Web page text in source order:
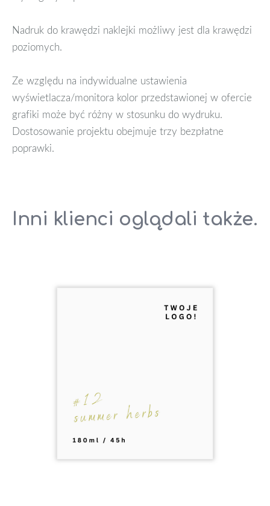
Nadruk do krawędzi naklejki możliwy jest dla krawędzi
poziomych.
Ze względu na indywidualne ustawienia
wyświetlacza/monitora kolor przedstawionej w ofercie
grafiki może być różny w stosunku do wydruku.
Dostosowanie projektu obejmuje trzy bezpłatne
poprawki.
Inni klienci oglądali także.